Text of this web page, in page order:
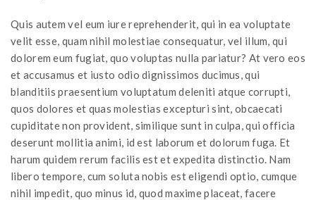
Quis autem vel eum iure reprehenderit, qui in ea voluptate
velit esse, quam nihil molestiae consequatur, vel illum, qui
dolorem eum fugiat, quo voluptas nulla pariatur? At vero eos
et accusamus et iusto odio dignissimos ducimus, qui
blanditiis praesentium voluptatum deleniti atque corrupti,
quos dolores et quas molestias excepturi sint, obcaecati
cupiditate non provident, similique sunt in culpa, qui officia
deserunt mollitia animi, id est laborum et dolorum fuga. Et
harum quidem rerum facilis est et expedita distinctio. Nam
libero tempore, cum soluta nobis est eligendi optio, cumque
nihil impedit, quo minus id, quod maxime placeat, facere